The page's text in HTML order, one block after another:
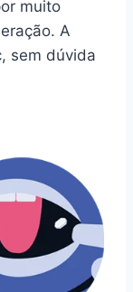
muito
A
sem dúvida